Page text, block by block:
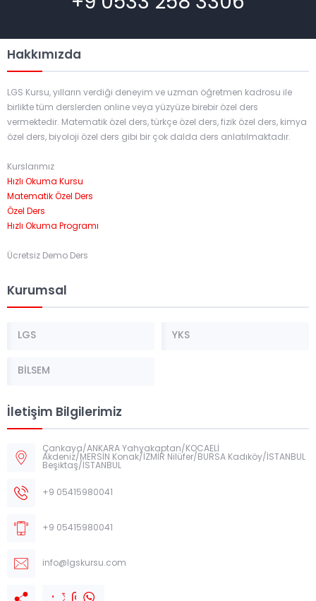
Hakkımızda
LGS Kursu, yılların verdiği deneyim ve uzman öğretmen kadrosu ile
birlikte tüm derslerden online veya yüzyüze birebir özel ders
vermektedir. Matematik özel ders, türkçe özel ders, fizik özel ders, kimya
özel ders, biyoloji özel ders gibi bir çok dalda ders anlatılmaktadır.
Kurslarımız
Hızlı Okuma Kursu
Matematik Özel Ders
Özel Ders
Hızlı Okuma Programı
Ücretsiz Demo Ders
Kurumsal
LGS YKS
BİLSEM
İletişim Bilgilerimiz
Çankaya/ANKARA Yahyakaptan/KOCAELİ
Akdeniz/MERSİN Konak/İZMİR Nilüfer/BURSA Kadıköy/İSTANBUL
Beşiktaş/İSTANBUL
+9 05415980041
+9 05415980041
info@lgskursu.com